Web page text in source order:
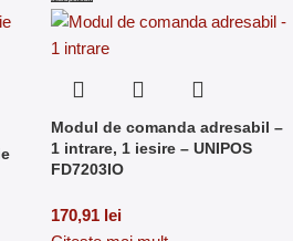
Modul de comanda adresabil –
1 intrare, 1 iesire – UNIPOS
FD7203IO
170,91 lei